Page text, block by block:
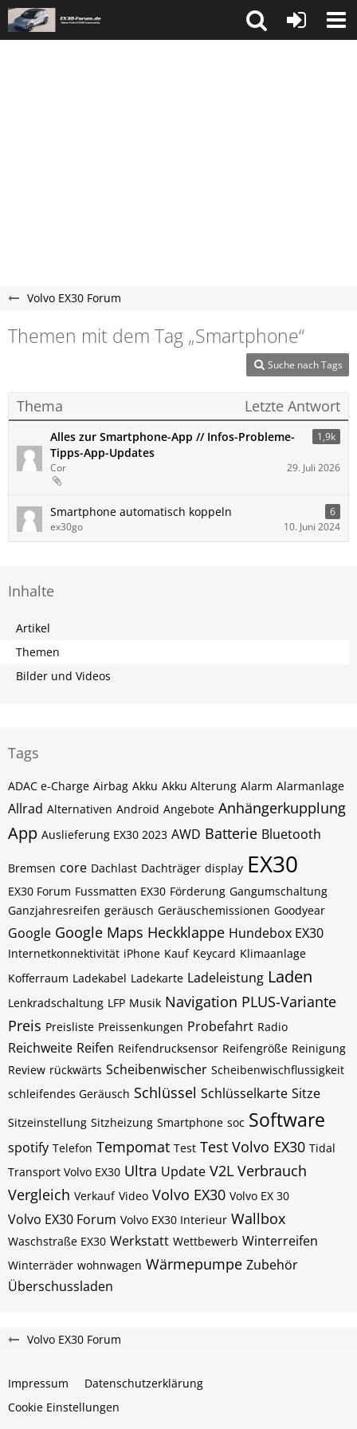
Volvo EX30 Forum
Themen mit dem Tag „Smartphone“
Suche nach Tags
Thema Letzte Antwort
Alles zur Smartphone-App // Infos-Probleme-
Tipps-App-Updates
1,9k
Cor 29. Juli 2026
Smartphone automatisch koppeln
6
ex30go
10. Juni 2024
Inhalte
Artikel
Themen
Bilder und Videos
Tags
ADAC e-Charge Airbag Akku Akku Alterung Alarm Alarmanlage
Allrad Alternativen Android Angebote Anhängerkupplung
App Auslieferung EX30 2023 AWD Batterie Bluetooth
Bremsen core Dachlast Dachträger display EX30
EX30 Forum Fussmatten EX30 Förderung Gangumschaltung
Ganzjahresreifen geräusch Geräuschemissionen Goodyear
Google Google Maps Heckklappe Hundebox EX30
Internetkonnektivität iPhone Kauf Keycard Klimaanlage
Kofferraum Ladekabel Ladekarte Ladeleistung Laden
Lenkradschaltung LFP Musik Navigation PLUS-Variante
Preis Preisliste Preissenkungen Probefahrt Radio
Reichweite Reifen Reifendrucksensor Reifengröße Reinigung
Review rückwärts Scheibenwischer Scheibenwischflussigkeit
schleifendes Geräusch Schlüssel Schlüsselkarte Sitze
Sitzeinstellung Sitzheizung Smartphone soc Software
spotify Telefon Tempomat Test Test Volvo EX30 Tidal
Transport Volvo EX30 Ultra Update V2L Verbrauch
Vergleich Verkauf Video Volvo EX30 Volvo EX 30
Volvo EX30 Forum Volvo EX30 Interieur Wallbox
Waschstraße EX30 Werkstatt Wettbewerb Winterreifen
Winterräder wohnwagen Wärmepumpe Zubehör
Überschussladen
Volvo EX30 Forum
Impressum
Datenschutzerklärung
Cookie Einstellungen